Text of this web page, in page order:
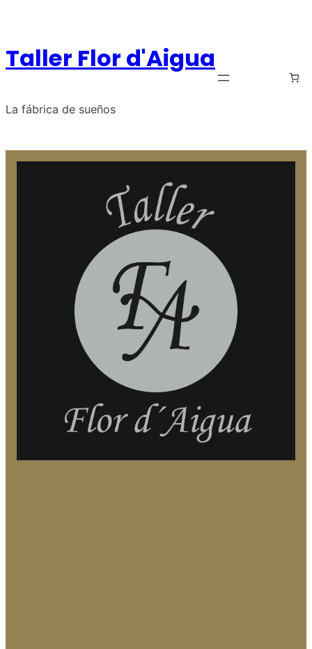
contenido
Taller Flor d'Aigua
La fábrica de sueños